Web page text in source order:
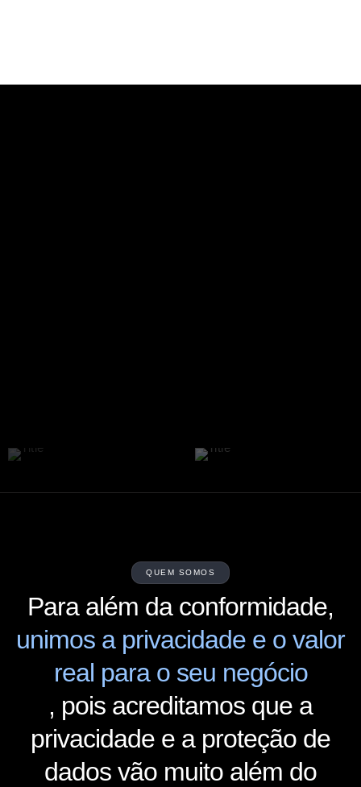
QUEM SOMOS
Para além da conformidade,
unimos a privacidade e o valor
real para o seu negócio
, pois acreditamos que a
privacidade e a proteção de
dados vão muito além do